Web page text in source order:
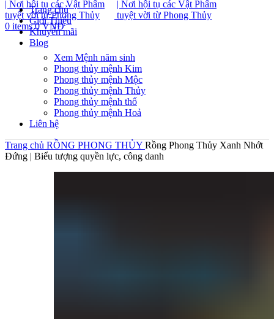
0 items 0VNĐ
Trang chủ
Giới Thiệu
Khuyến mãi
Blog
Xem Mệnh năm sinh
Phong thủy mệnh Kim
Phong thủy mệnh Mộc
Phong thủy mệnh Thủy
Phong thủy mệnh thổ
Phong thủy mệnh Hoả
Liên hệ
Trang chủ RỒNG PHONG THỦY Rồng Phong Thủy Xanh Nhớt
Đứng | Biểu tượng quyền lực, công danh